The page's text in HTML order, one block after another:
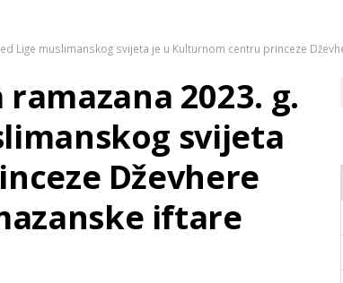
Lige muslimanskog svijeta je u Kulturnom centru princeze
2023. g.
svijeta
Dževhere
iftare